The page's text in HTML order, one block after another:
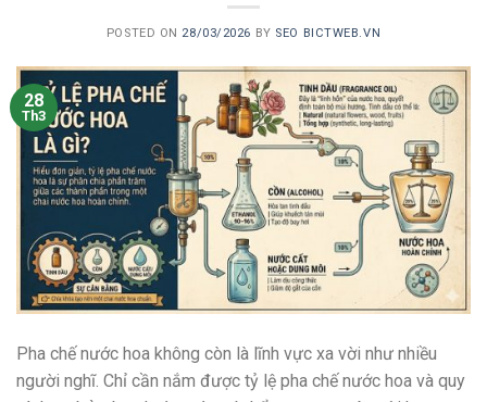
POSTED ON 28/03/2026 BY SEO BICTWEB.VN
28
Th3
Pha chế nước hoa không còn là lĩnh vực xa vời như nhiều
người nghĩ. Chỉ cần nắm được tỷ lệ pha chế nước hoa và quy